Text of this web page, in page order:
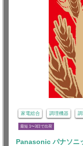
家電総合 調理機器
最短 1〜3日で出荷
Panasonic パナソニ